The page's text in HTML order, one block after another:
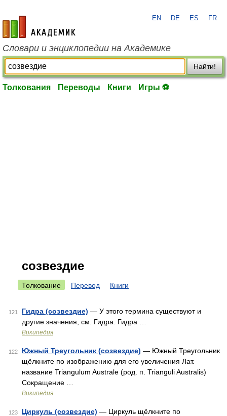
academic.ru
EN DE ES FR
Словари и энциклопедии на Академике
Найти!
Толкования Переводы Книги Игры ⚽
созвездие
Толкование Перевод Книги
121 Гидра (созвездие) — У этого термина существуют и
другие значения, см. Гидра. Гидра …
Википедия
122 Южный Треугольник (созвездие) — Южный Треугольник
щёлкните по изображению для его увеличения Лат.
название Triangulum Australe (род. п. Trianguli Australis)
Сокращение …
Википедия
123 Циркуль (созвездие) — Циркуль щёлкните по